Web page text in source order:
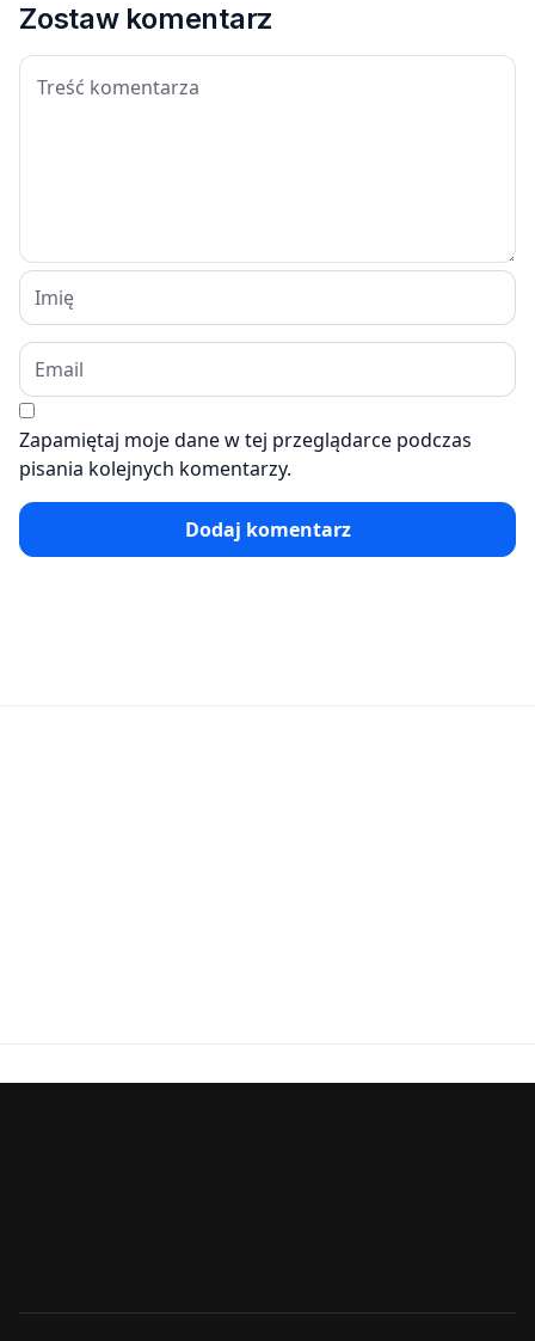
Zostaw komentarz
Zapamiętaj moje dane w tej przeglądarce podczas
pisania kolejnych komentarzy.
Dodaj komentarz